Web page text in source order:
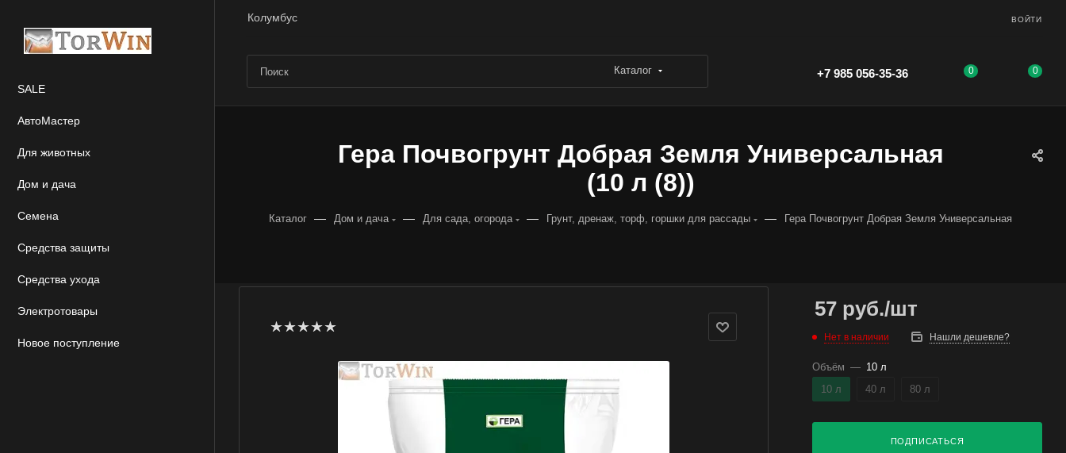
Колумбус ВОЙТИ
Каталог +7 985 056-35-36 0 0
SALE
АвтоМастер
Для животных
Дом и дача
Семена
Средства защиты
Средства ухода
Электротовары
Новое поступление
Гера Почвогрунт Добрая Земля Универсальная
(10 л (8))
Каталог — Дом и дача — Для сада, огорода — Грунт, дренаж, торф, горшки для рассады — Гера Почвогрунт Добрая Земля Универсальная
57 руб./шт
Нет в наличии Нашли дешевле?
Объём — 10 л
10 л
40 л 80 л
ПОДПИСАТЬСЯ